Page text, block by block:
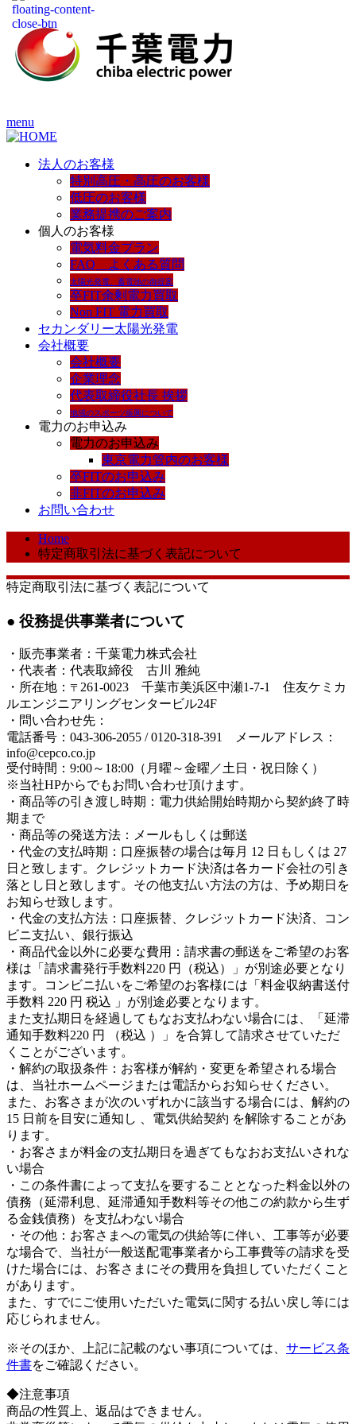
menu
法人のお客様
特別高圧・高圧のお客様
低圧のお客様
業務提携のご案内
個人のお客様
電気料金プラン
FAQ よくある質問
太陽光発電、蓄電池の御提案
卒FIT余剰電力買取
Non FIT 電力買取
セカンダリー太陽光発電
会社概要
会社概要
企業理念
代表取締役社長 挨拶
地域のスポーツ振興について
電力のお申込み
電力のお申込み
東京電力管内のお客様
卒FITのお申込み
非FITのお申込み
お問い合わせ
Home
特定商取引法に基づく表記について
特定商取引法に基づく表記について
● 役務提供事業者について
・販売事業者：千葉電力株式会社
・代表者：代表取締役 古川 雅純
・所在地： 〒 261-0023 千葉市美浜区中瀬1-7-1 住友ケミカ
ルエンジニアリングセンタービル24F
・問い合わせ先：
電話番号：043-306-2055 / 0120-318-391 メールアドレス：
info@cepco.co.jp
受付時間：9:00～18:00（月曜～金曜／土日・祝日除く）
※当社HPからでもお問い合わせ頂けます。
・商品等の引き渡し時期：電力供給開始時期から契約終了時
期まで
・商品等の発送方法：メールもしくは郵送
・代金の支払時期：口座振替の場合は毎月 12 日もしくは 27
日と致します。クレジットカード決済は各カード会社の引き
落とし日と致します。その他支払い方法の方は、予め期日を
お知らせ致します。
・代金の支払方法：口座振替、クレジットカード決済、コン
ビニ支払い、銀行振込
・商品代金以外に必要な費用：請求書の郵送をご希望のお客
様は「請求書発行手数料220 円（税込）」が別途必要となり
ます。コンビニ払いをご希望のお客様には「料金収納書送付
手数料 220 円 税込 」が別途必要となります。
また支払期日を経過してもなお支払わない場合には、「延滞
通知手数料220 円 （税込 ）」を合算して請求させていただ
くことがございます。
・解約の取扱条件：お客様が解約・変更を希望される場合
は、当社ホームページまたは電話からお知らせください。
また、お客さまが次のいずれかに該当する場合には、解約の
15 日前を目安に通知し 、電気供給契約 を解除することがあ
ります。
・お客さまが料金の支払期日を過ぎてもなおお支払いされな
い場合
・この条件書によって支払を要することとなった料金以外の
債務（延滞利息、延滞通知手数料等その他この約款から生ず
る金銭債務）を支払わない場合
・その他：お客さまへの電気の供給等に伴い、工事等が必要
な場合で、当社が一般送配電事業者から工事費等の請求を受
けた場合には、お客さまにその費用を負担していただくこと
があります。
また、すでにご使用いただいた電気に関する払い戻し等には
応じられません。
※そのほか、上記に記載のない事項については、 サービス条
件書をご確認ください。
◆注意事項
商品の性質上、返品はできません。